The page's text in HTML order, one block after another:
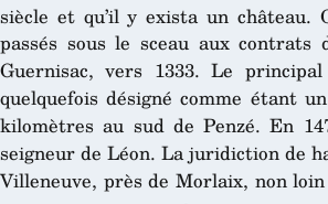
siècle et qu’il y exista un
passés sous le sceau aux
Guernisac, vers 1333. Le
quelquefois désigné comme étant
kilomètres au sud de Penzé. En
seigneur de Léon. La juridiction de
Villeneuve, près de Morlaix, non